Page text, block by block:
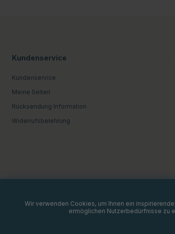
Kundenservice
Kundenservice
Meine Seiten
Rücksendung Information
Widerrufsbelehrung
Wir verwenden Cookies, um Ihnen ein
ermöglichen Nutzerbedürfnisse zu